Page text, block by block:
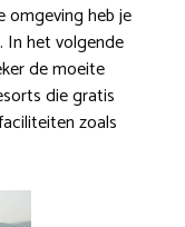
omgeving heb je
In het volgende
de moeite
die gratis
zoals